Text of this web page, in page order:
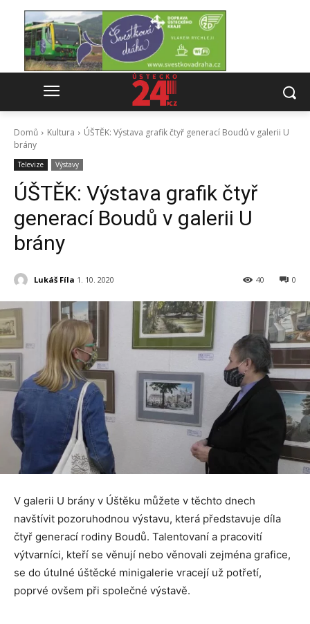
Domů Kultura
ÚŠTĚK: Výstava grafik čtyř generací Boudů v galerii U
brány
Televize Výstavy
ÚŠTĚK: Výstava grafik čtyř
generací Boudů v galerii U
brány
Lukáš Fíla 1. 10. 2020 0
40
V galerii U brány v Úštěku můžete v těchto dnech
navštívit pozoruhodnou výstavu, která představuje díla
čtyř generací rodiny Boudů. Talentovaní a pracovití
výtvarníci, kteří se věnují nebo věnovali zejména grafice,
se do útulné úštěcké minigalerie vracejí už potřetí,
poprvé ovšem při společné výstavě.